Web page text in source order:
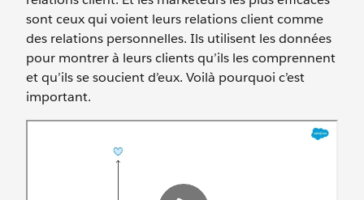
sont ceux qui voient leurs relations client comme
des relations personnelles. Ils utilisent les données
pour montrer à leurs clients qu’ils les comprennent
et qu’ils se soucient d’eux. Voilà pourquoi c’est
important.